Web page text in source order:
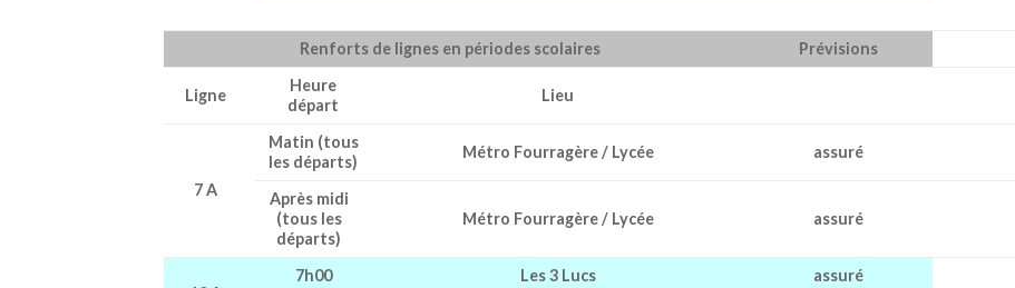
Renforts de lignes en périodes scolaires Prévisions
Ligne
Heure
départ
Lieu
7 A
Matin (tous
les départs)
Métro Fourragère / Lycée assuré
Après midi
(tous les
départs)
Métro Fourragère / Lycée assuré
7h00 Les 3 Lucs assuré